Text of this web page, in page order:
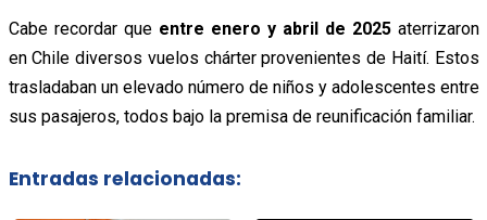
Cabe recordar queentre enero y abril de 2025aterrizaron
en Chile diversos vuelos chárter provenientes de Haití. Estos
trasladaban un elevado número de niños y adolescentes entre
sus pasajeros, todos bajo la premisa de reunificación familiar.
Entradas relacionadas: